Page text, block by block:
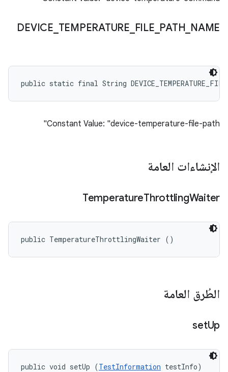
DEVICE TEMPERATURE FILE PATH NAME
public static final String
Constant Value: "device-temperature-file-path"
الإنشاءات العامة
TemperatureThrottlingWaiter
public TemperatureThrottlingWaiter ()
الطُرق العامة
setUp
public void setUp (TestInformation testInfo)